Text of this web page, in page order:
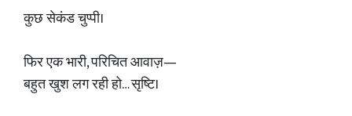
कुछ सेकंड चुप्पी।
फिर एक भारी, परिचित आवाज़—
बहुत खुश लग रही हो… सृष्टि।